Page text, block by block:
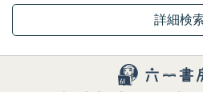
詳細検